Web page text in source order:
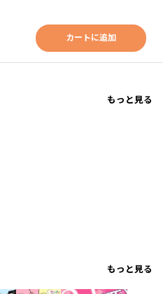
カートに追加
もっと見る
もっと見る